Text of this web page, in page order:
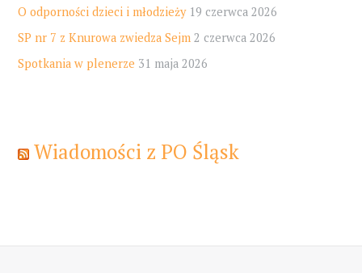
O odporności dzieci i młodzieży 19 czerwca 2026
SP nr 7 z Knurowa zwiedza Sejm 2 czerwca 2026
Spotkania w plenerze 31 maja 2026
Wiadomości z PO Śląsk